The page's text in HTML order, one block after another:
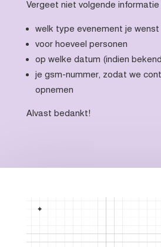
Vergeet niet volgende
welk type evenement je
voor hoeveel personen
op welke datum (indien
je gsm-nummer, zodat we
opnemen
Alvast bedankt!